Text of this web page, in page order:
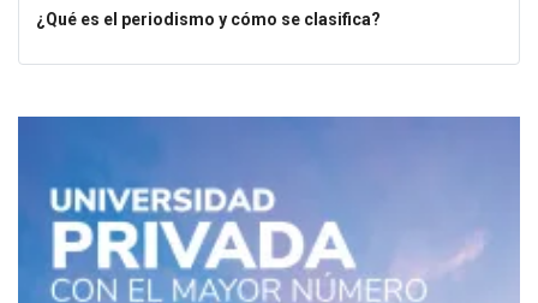
¿Qué es el periodismo y cómo se clasifica?